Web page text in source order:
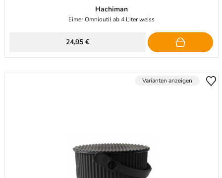
Hachiman
Eimer Omnioutil ab 4 Liter weiss
24,95 €
Varianten anzeigen